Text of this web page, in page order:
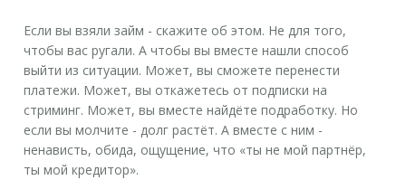
Если вы взяли займ - скажите об этом. Не для того,
чтобы вас ругали. А чтобы вы вместе нашли способ
выйти из ситуации. Может, вы сможете перенести
платежи. Может, вы откажетесь от подписки на
стриминг. Может, вы вместе найдёте подработку. Но
если вы молчите - долг растёт. А вместе с ним -
ненависть, обида, ощущение, что «ты не мой партнёр,
ты мой кредитор».